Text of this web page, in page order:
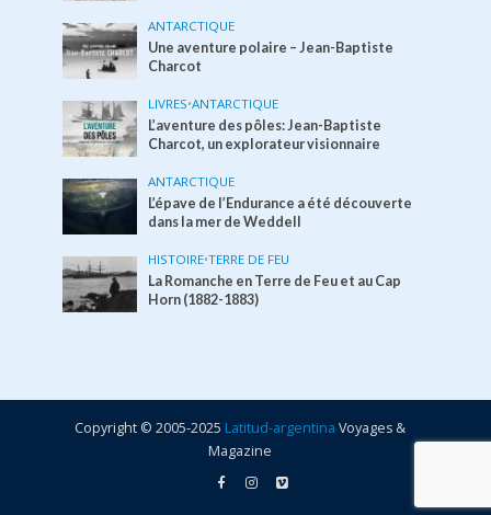
ANTARCTIQUE
Une aventure polaire – Jean-Baptiste
Charcot
LIVRES•ANTARCTIQUE
L’aventure des pôles: Jean-Baptiste
Charcot, un explorateur visionnaire
ANTARCTIQUE
L’épave de l’Endurance a été découverte
dans la mer de Weddell
HISTOIRE•TERRE DE FEU
La Romanche en Terre de Feu et au Cap
Horn (1882-1883)
Copyright © 2005-2025 Latitud-argentina Voyages &
Magazine